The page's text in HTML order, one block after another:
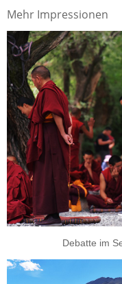
Mehr Impressionen
Debatte im